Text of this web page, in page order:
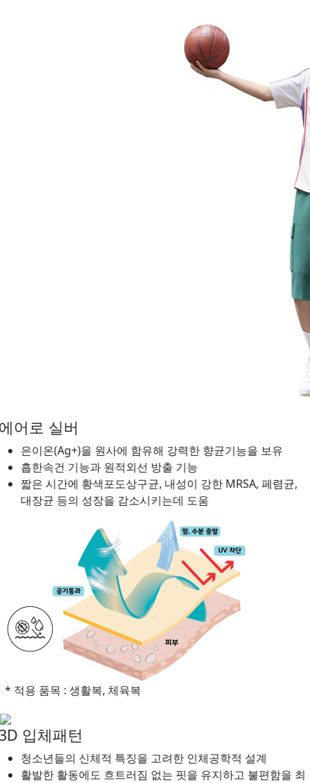
에어로 실버
은이온(Ag+)을 원사에 함유해 강력한 향균기능을 보유
흡한속건 기능과 원적외선 방출 기능
짧은 시간에 황색포도상구균, 내성이 강한 MRSA, 페렴균,
대장균 등의 성장을 감소시키는데 도움
* 적용 품목 : 생활복, 체육복
3D 입체패턴
청소년들의 신체적 특징을 고려한 인체공학적 설계
활발한 활동에도 흐트러짐 없는 핏을 유지하고 불편함을 최